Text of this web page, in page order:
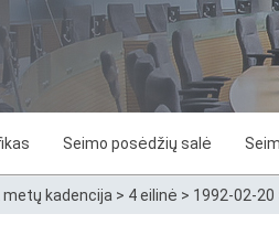
Seimo posėdžių salė
metų kadencija > 4 eilinė > 1992-02-20